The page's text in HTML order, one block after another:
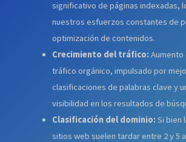
significativo de páginas indexadas,
nuestros esfuerzos constantes de
optimización de contenidos.
Crecimiento del tráfico:
tráfico orgánico, impulsado por
clasificaciones de palabras clave y
visibilidad en los resultados de
Clasificación del dominio: Si bien
sitios web suelen tardar entre 2 y 5